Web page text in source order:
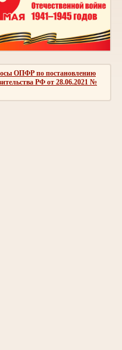
ОПФР по постановлению
РФ от 28.06.2021 №